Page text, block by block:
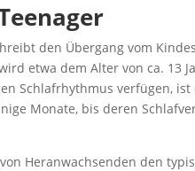
den Übergang vom
etwa dem Alter von ca. 13
Schlafrhythmus verfügen,
Monate, bis deren
Heranwachsenden den